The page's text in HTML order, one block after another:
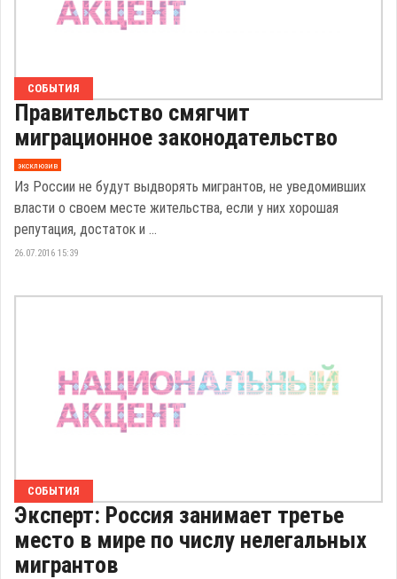
СОБЫТИЯ
Правительство смягчит
миграционное законодательство
эксклюзив
Из России не будут выдворять мигрантов, не уведомивших
власти о своем месте жительства, если у них хорошая
репутация, достаток и ...
26.07.2016 15:39
СОБЫТИЯ
Эксперт: Россия занимает третье
место в мире по числу нелегальных
мигрантов